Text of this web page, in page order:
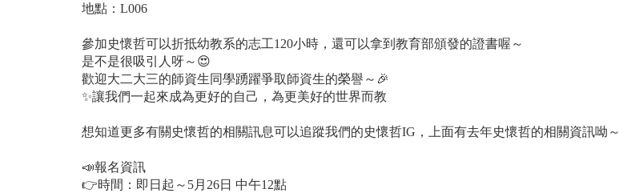
地點：L006
參加史懷哲可以折抵幼教系的志工120小時，還可以拿到教育部頒發的證書喔～
是不是很吸引人呀～😍
歡迎大二大三的師資生同學踴躍爭取師資生的榮譽～🎉
✨️讓我們一起來成為更好的自己，為更美好的世界而教
想知道更多有關史懷哲的相關訊息可以追蹤我們的史懷哲IG，上面有去年史懷哲的相關資訊呦～
📣報名資訊
👉時間：即日起～5月26日 中午12點